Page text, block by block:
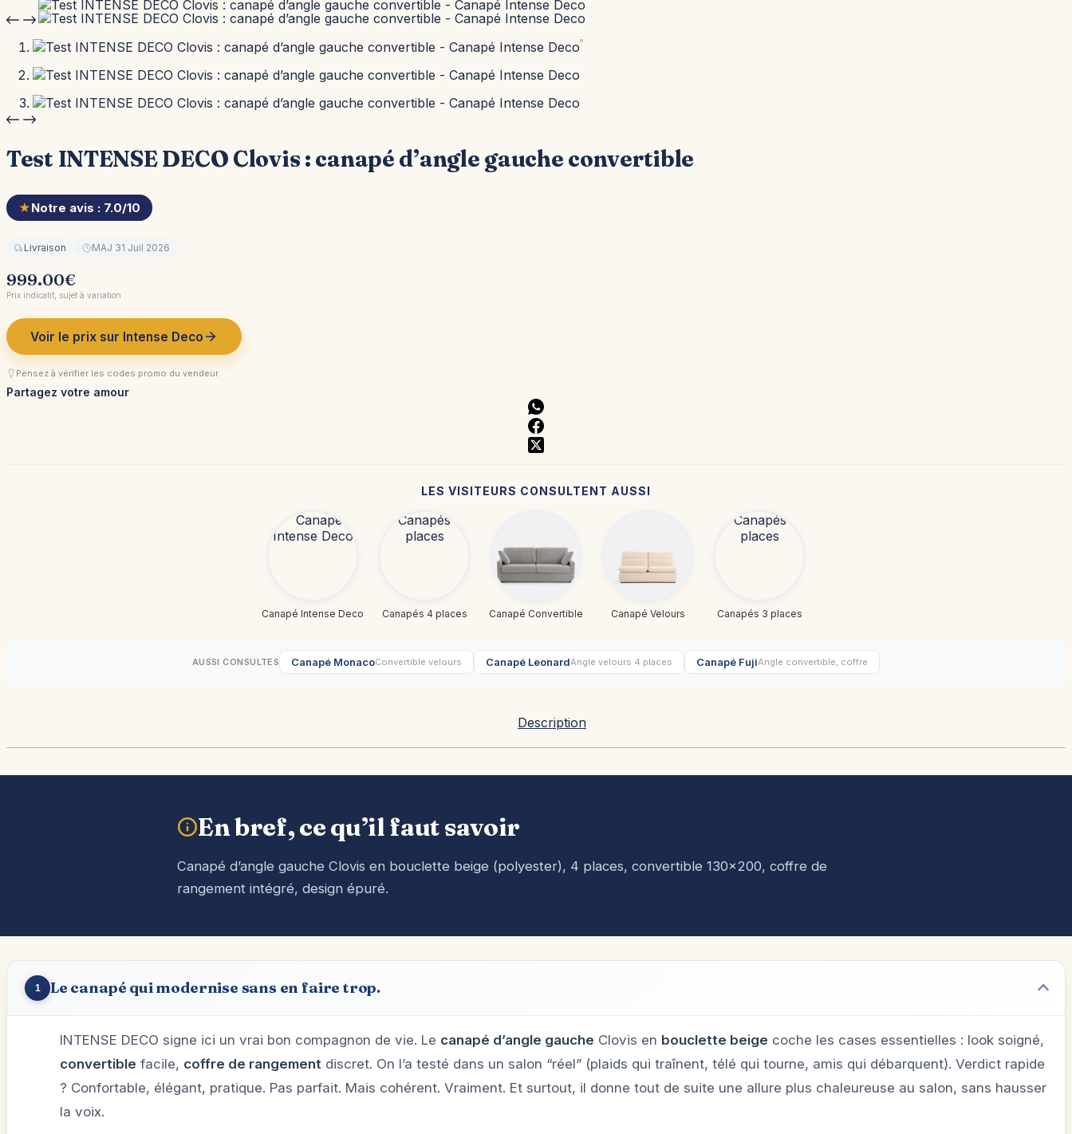
Test INTENSE DECO Clovis : canapé d’angle gauche convertible
★Notre avis : 7.0/10
Livraison MAJ 31 Juil 2026
999.00€
Prix indicatif, sujet à variation
Voir le prix sur Intense Deco
Pensez à vérifier les codes promo du vendeur
Partagez votre amour
LES VISITEURS CONSULTENT AUSSI
Canapé Intense Deco Canapés 4 places Canapé Convertible Canapé Velours Canapés 3 places
AUSSI CONSULTES Canapé MonacoConvertible velours Canapé LeonardAngle velours 4 places Canapé FujiAngle convertible, coffre
Description
En bref, ce qu’il faut savoir
Canapé d’angle gauche Clovis en bouclette beige (polyester), 4 places, convertible 130×200, coffre de
rangement intégré, design épuré.
1 Le canapé qui modernise sans en faire trop.
INTENSE DECO signe ici un vrai bon compagnon de vie. Le canapé d’angle gauche Clovis en bouclette beige coche les cases essentielles : look soigné,
convertible facile, coffre de rangement discret. On l’a testé dans un salon “réel” (plaids qui traînent, télé qui tourne, amis qui débarquent). Verdict rapide
? Confortable, élégant, pratique. Pas parfait. Mais cohérent. Vraiment. Et surtout, il donne tout de suite une allure plus chaleureuse au salon, sans hausser
la voix.